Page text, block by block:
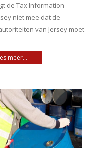
de Tax Information
niet mee dat de
van Jersey moet